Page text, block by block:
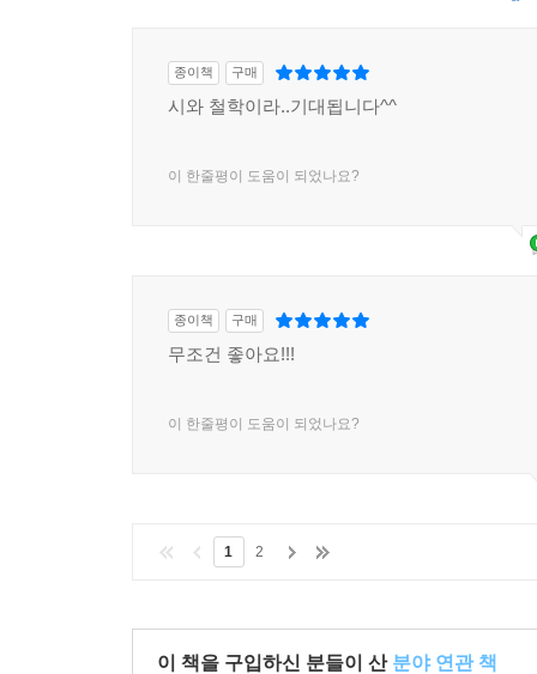
종이책 구매
시와 철학이라..기대됩니다^^
이 한줄평이 도움이 되었나요?
종이책 구매
무조건 좋아요!!!
이 한줄평이 도움이 되었나요?
1 2
이 책을 구입하신 분들이 산 분야 연관 책